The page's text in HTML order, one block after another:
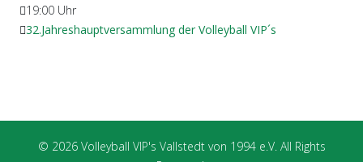
19:00 Uhr
32.Jahreshauptversammlung der Volleyball VIP´s
© 2026 Volleyball VIP's Vallstedt von 1994 e.V. All Rights